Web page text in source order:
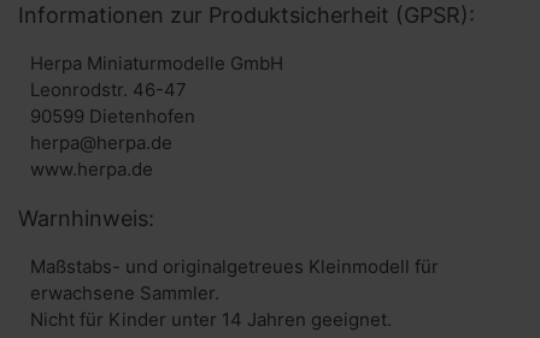
Informationen zur Produktsicherheit (GPSR):
Herpa Miniaturmodelle GmbH
Leonrodstr. 46-47
90599 Dietenhofen
herpa@herpa.de
www.herpa.de
Warnhinweis:
Maßstabs- und originalgetreues Kleinmodell für
erwachsene Sammler.
Nicht für Kinder unter 14 Jahren geeignet.